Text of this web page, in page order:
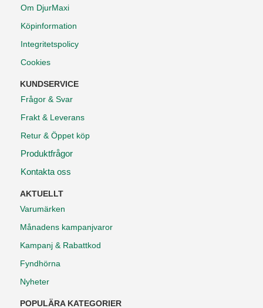
Om DjurMaxi
Köpinformation
Integritetspolicy
Cookies
KUNDSERVICE
Frågor & Svar
Frakt & Leverans
Retur & Öppet köp
Produktfrågor
Kontakta oss
AKTUELLT
Varumärken
Månadens kampanjvaror
Kampanj & Rabattkod
Fyndhörna
Nyheter
POPULÄRA KATEGORIER